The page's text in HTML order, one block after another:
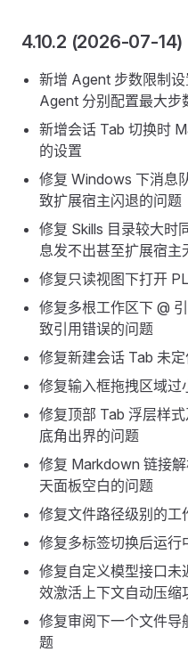
4.10.2 (2026-07-14)
新增 Agent 步数限制
Agent 分别配置最大步
新增会话 Tab 切换时
的设置
修复 Windows 下消息
致扩展宿主闪退的问题
修复 Skills 目录较大时
息发不出甚至扩展宿主
修复只读视图下打开
修复多根工作区下 @
致引用错误的问题
修复新建会话 Tab 未
修复输入框拖拽区域过
修复顶部 Tab 浮层样
底角出界的问题
修复 Markdown 链接
天面板空白的问题
修复文件路径级别的工
修复多标签切换后运行
修复自定义模型接口未
效激活上下文自动压缩
修复审阅下一个文件导
题